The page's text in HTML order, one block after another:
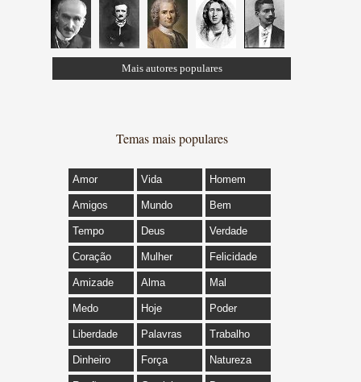
Mais autores populares
Temas mais populares
Amor Vida Homem
Amigos Mundo Bem
Tempo Deus Verdade
Coração Mulher Felicidade
Amizade Alma Mal
Medo Hoje Poder
Liberdade Palavras Trabalho
Dinheiro Força Natureza